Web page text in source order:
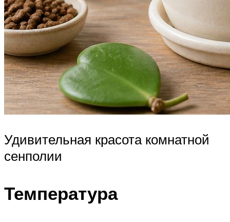
Удивительная красота комнатной
сенполии
Температура